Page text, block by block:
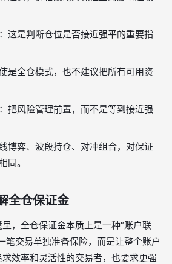
：这是判断仓位是否接近强平的重要指
是全仓模式，也不建议把所有可用资
：把风险管理前置，而不是等到接近强
博弈、波段持仓、对冲组合，对保证
同。
全仓保证金
，全仓保证金本质上是一种“账户联
笔交易单独准备保险，而是让整个账户
效率和灵活性的交易者，也要求更强